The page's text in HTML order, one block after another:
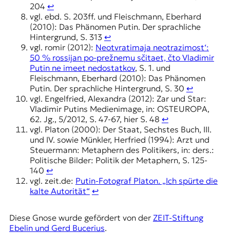
204 ↩︎
vgl. ebd. S. 203ff. und Fleischmann, Eberhard
(2010): Das Phänomen Putin. Der sprachliche
Hintergrund, S. 313 ↩︎
vgl. romir (2012): Neotvratimaja neotrazimost‘:
50 % rossijan po-prežnemu sčitaet, čto Vladimir
Putin ne imeet nedostatkov, S. 1. und
Fleischmann, Eberhard (2010): Das Phänomen
Putin. Der sprachliche Hintergrund, S. 30 ↩︎
vgl. Engelfried, Alexandra (2012): Zar und Star:
Vladimir Putins Medienimage, in: OSTEUROPA,
62. Jg., 5/2012, S. 47-67, hier S. 48 ↩︎
vgl. Platon (2000): Der Staat, Sechstes Buch, III.
und IV. sowie Münkler, Herfried (1994): Arzt und
Steuermann: Metaphern des Politikers, in: ders.:
Politische Bilder: Politik der Metaphern, S. 125-
140 ↩︎
vgl. zeit.de: Putin-Fotograf Platon. „Ich spürte die
kalte Autorität“ ↩︎
Diese Gnose wurde gefördert von der ZEIT-Stiftung
Ebelin und Gerd Bucerius.